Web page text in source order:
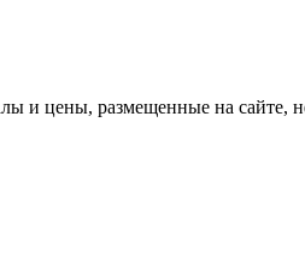
и цены, размещенные на сайте,